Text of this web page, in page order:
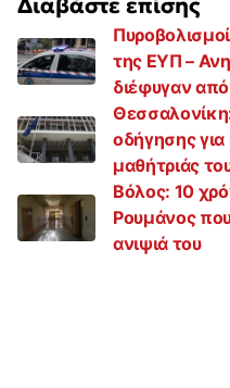
της ΕΥΠ –
διέφυγαν
οδήγησης
μαθήτριάς
Βόλος: 10
Ρουμάνος
ανιψιά του